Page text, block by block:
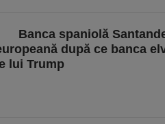
Banca spaniolă
după ce banca
lui Trump